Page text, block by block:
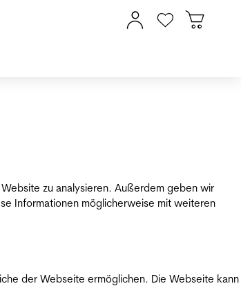
zu analysieren. Außerdem geben wir
Informationen möglicherweise mit weiteren
der Webseite ermöglichen. Die Webseite kann